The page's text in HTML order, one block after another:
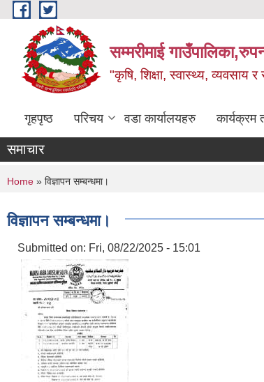
Skip to main content
सम्मरीमाई
"कृषि, शिक्षा, स्वास्थ्य, व्यवसाय
गृहपृष्ठ परिचय वडा कार्यालयहरु कार्यक्रम
समाचार
You are here
Home » विज्ञापन सम्बन्धमा।
विज्ञापन सम्बन्धमा।
Submitted on: Fri, 08/22/2025 - 15:01